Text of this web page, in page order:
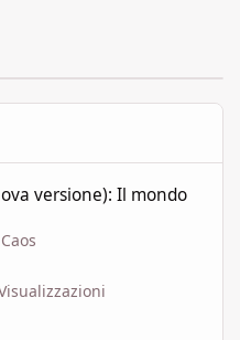
versione): Il mondo